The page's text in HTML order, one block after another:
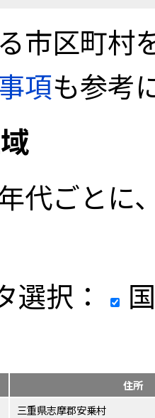
市区町村
項も参考
代ごとに
選択：
住所
三重県志摩郡安乗村